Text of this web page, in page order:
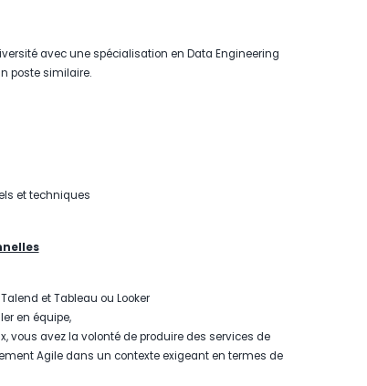
avec une spécialisation en Data Engineering
poste similaire.
et techniques
et Tableau ou Looker
en équipe,
vous avez la volonté de produire des services de
Agile dans un contexte exigeant en termes de